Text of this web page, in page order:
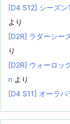
[D4 S12] シーズン
より
[D2R] ラダーシー
り
[D2R] ウォーロッ
n より
[D4 S11] オーラパ